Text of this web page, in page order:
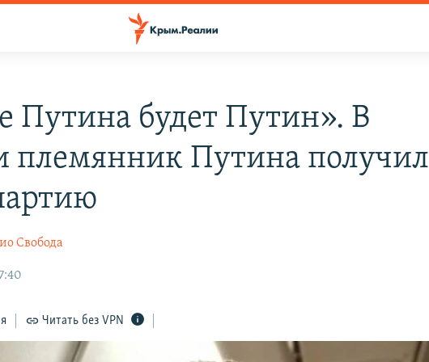
Путина будет Путин». В
племянник Путина получил
Свобода
Читать без VPN